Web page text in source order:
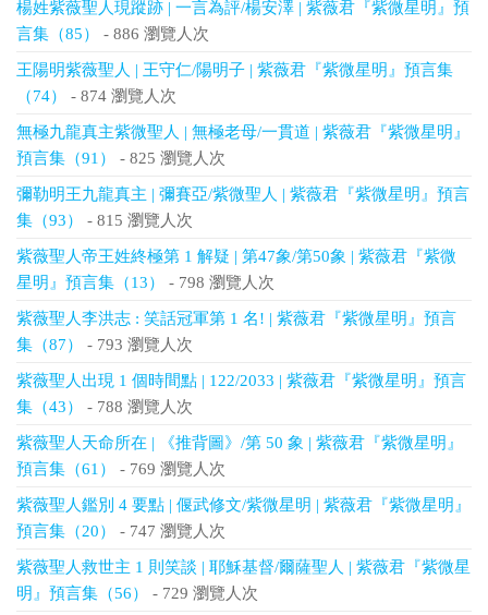
楊姓紫薇聖人現蹤跡 | 一言為評/楊安澤 | 紫薇君『紫微星明』預
言集（85）
- 886 瀏覽人次
王陽明紫薇聖人 | 王守仁/陽明子 | 紫薇君『紫微星明』預言集
（74）
- 874 瀏覽人次
無極九龍真主紫微聖人 | 無極老母/一貫道 | 紫薇君『紫微星明』
預言集（91）
- 825 瀏覽人次
彌勒明王九龍真主 | 彌賽亞/紫微聖人 | 紫薇君『紫微星明』預言
集（93）
- 815 瀏覽人次
紫薇聖人帝王姓終極第 1 解疑 | 第47象/第50象 | 紫薇君『紫微
星明』預言集（13）
- 798 瀏覽人次
紫薇聖人李洪志 : 笑話冠軍第 1 名! | 紫薇君『紫微星明』預言
集（87）
- 793 瀏覽人次
紫薇聖人出現 1 個時間點 | 122/2033 | 紫薇君『紫微星明』預言
集（43）
- 788 瀏覽人次
紫薇聖人天命所在 | 《推背圖》/第 50 象 | 紫薇君『紫微星明』
預言集（61）
- 769 瀏覽人次
紫薇聖人鑑別 4 要點 | 偃武修文/紫微星明 | 紫薇君『紫微星明』
預言集（20）
- 747 瀏覽人次
紫薇聖人救世主 1 則笑談 | 耶穌基督/爾薩聖人 | 紫薇君『紫微星
明』預言集（56）
- 729 瀏覽人次